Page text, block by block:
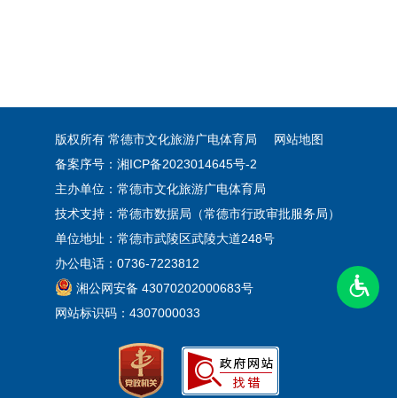
版权所有 常德市文化旅游广电体育局
网站地图
备案序号：湘ICP备2023014645号-2
主办单位：常德市文化旅游广电体育局
技术支持：常德市数据局（常德市行政审批服务局）
单位地址：常德市武陵区武陵大道248号
办公电话：0736-7223812
湘公网安备 43070202000683号
网站标识码：4307000033